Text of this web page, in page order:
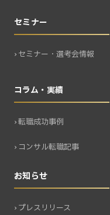
セミナー
› セミナー・選考会情報
コラム・実績
› 転職成功事例
› コンサル転職記事
お知らせ
› プレスリリース